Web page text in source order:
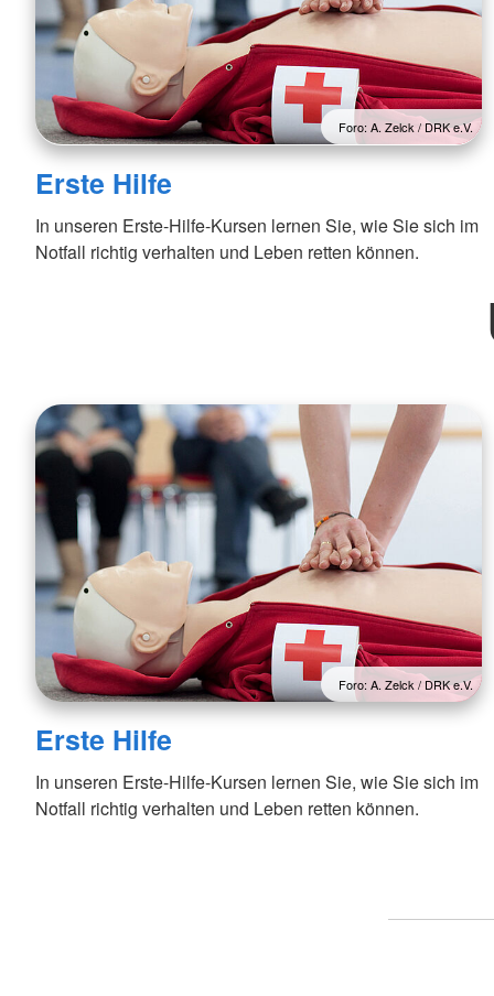
Foro: A. Zelck / DRK e.V.
Erste Hilfe
In unseren Erste-Hilfe-Kursen lernen Sie, wie Sie sich im
Notfall richtig verhalten und Leben retten können.
Foro: A. Zelck / DRK e.V.
Erste Hilfe
In unseren Erste-Hilfe-Kursen lernen Sie, wie Sie sich im
Notfall richtig verhalten und Leben retten können.